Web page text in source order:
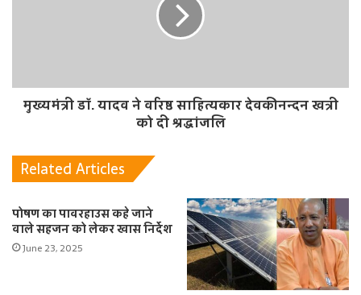
मुख्यमंत्री डॉ. यादव ने वरिष्ठ साहित्यकार देवकीनन्दन खत्री
को दी श्रद्धांजलि
Related Articles
पोषण का पावरहाउस कहे जाने
वाले सहजन को लेकर खास निर्देश
June 23, 2025